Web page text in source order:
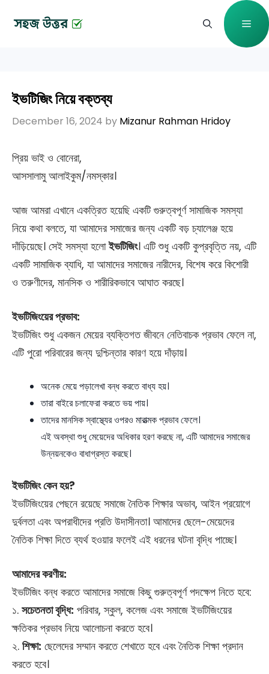
ইভটিজিং নিয়ে বক্তব্য
December 16, 2024 by Mizanur Rahman Hridoy
প্রিয় ভাই ও বোনেরা,
আসসালামু আলাইকুম/নমস্কার।
আজ আমরা এখানে একত্রিত হয়েছি একটি গুরুত্বপূর্ণ সামাজিক সমস্যা
নিয়ে কথা বলতে, যা আমাদের সমাজের জন্য একটি বড় চ্যালেঞ্জ হয়ে
দাঁড়িয়েছে। সেই সমস্যা হলোইভটিজিং। এটি শুধু একটি কুপ্রবৃত্তি নয়, এটি
একটি সামাজিক ব্যাধি, যা আমাদের সমাজের নারীদের, বিশেষ করে কিশোরী
ও তরুণীদের, মানসিক ও শারীরিকভাবে আঘাত করছে।
ইভটিজিংয়ের প্রভাব:
ইভটিজিং শুধু একজন মেয়ের ব্যক্তিগত জীবনে নেতিবাচক প্রভাব ফেলে না,
এটি পুরো পরিবারের জন্য দুশ্চিন্তার কারণ হয়ে দাঁড়ায়।
অনেক মেয়ে পড়ালেখা বন্ধ করতে বাধ্য হয়।
তারা বাইরে চলাফেরা করতে ভয় পায়।
তাদের মানসিক স্বাস্থ্যের ওপরও মারাত্মক প্রভাব ফেলে।
এই অবস্থা শুধু মেয়েদের অধিকার হরণ করছে না, এটি আমাদের সমাজের
উন্নয়নকেও বাধাগ্রস্ত করছে।
ইভটিজিং কেন হয়?
ইভটিজিংয়ের পেছনে রয়েছে সমাজে নৈতিক শিক্ষার অভাব, আইন প্রয়োগে
দুর্বলতা এবং অপরাধীদের প্রতি উদাসীনতা। আমাদের ছেলে-মেয়েদের
নৈতিক শিক্ষা দিতে ব্যর্থ হওয়ার ফলেই এই ধরনের ঘটনা বৃদ্ধি পাচ্ছে।
আমাদের করণীয়:
ইভটিজিং বন্ধ করতে আমাদের সমাজে কিছু গুরুত্বপূর্ণ পদক্ষেপ নিতে হবে:
১. সচেতনতা বৃদ্ধি: পরিবার, স্কুল, কলেজ এবং সমাজে ইভটিজিংয়ের
ক্ষতিকর প্রভাব নিয়ে আলোচনা করতে হবে।
২. শিক্ষা: ছেলেদের সম্মান করতে শেখাতে হবে এবং নৈতিক শিক্ষা প্রদান
করতে হবে।